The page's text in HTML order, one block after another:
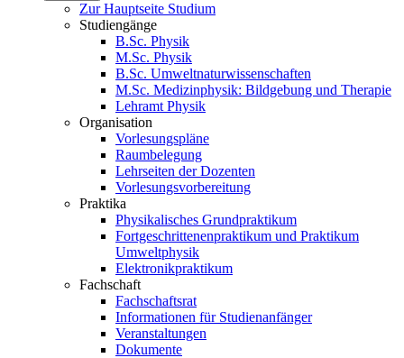
Zur Hauptseite Studium
Studiengänge
B.Sc. Physik
M.Sc. Physik
B.Sc. Umweltnaturwissenschaften
M.Sc. Medizinphysik: Bildgebung und Therapie
Lehramt Physik
Organisation
Vorlesungspläne
Raumbelegung
Lehrseiten der Dozenten
Vorlesungsvorbereitung
Praktika
Physikalisches Grundpraktikum
Fortgeschrittenenpraktikum und Praktikum
Umweltphysik
Elektronikpraktikum
Fachschaft
Fachschaftsrat
Informationen für Studienanfänger
Veranstaltungen
Dokumente